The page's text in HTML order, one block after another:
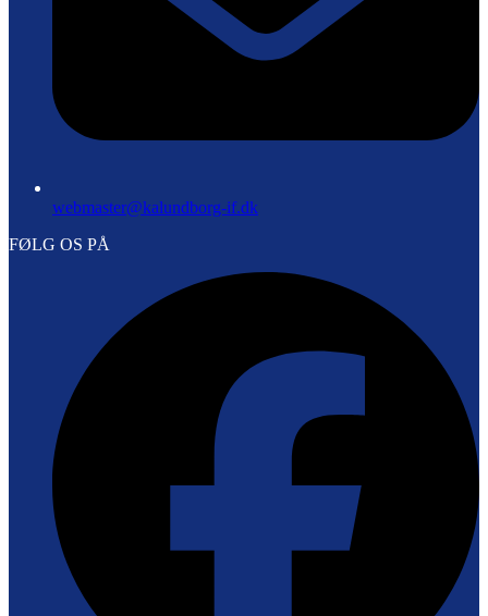
webmaster@kalundborg-if.dk
FØLG OS PÅ